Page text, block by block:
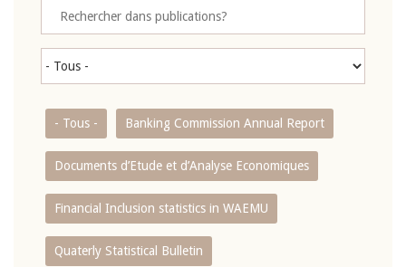
- Tous - Banking Commission Annual Report
Documents d’Etude et d’Analyse Economiques
Financial Inclusion statistics in WAEMU
Quaterly Statistical Bulletin